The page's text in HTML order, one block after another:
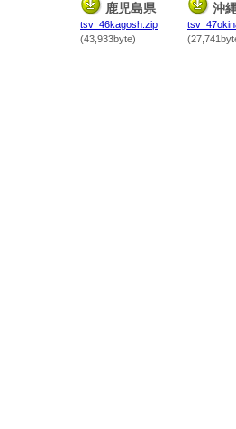
鹿児島県
tsv_46kagosh.zip
(43,933byte)
沖